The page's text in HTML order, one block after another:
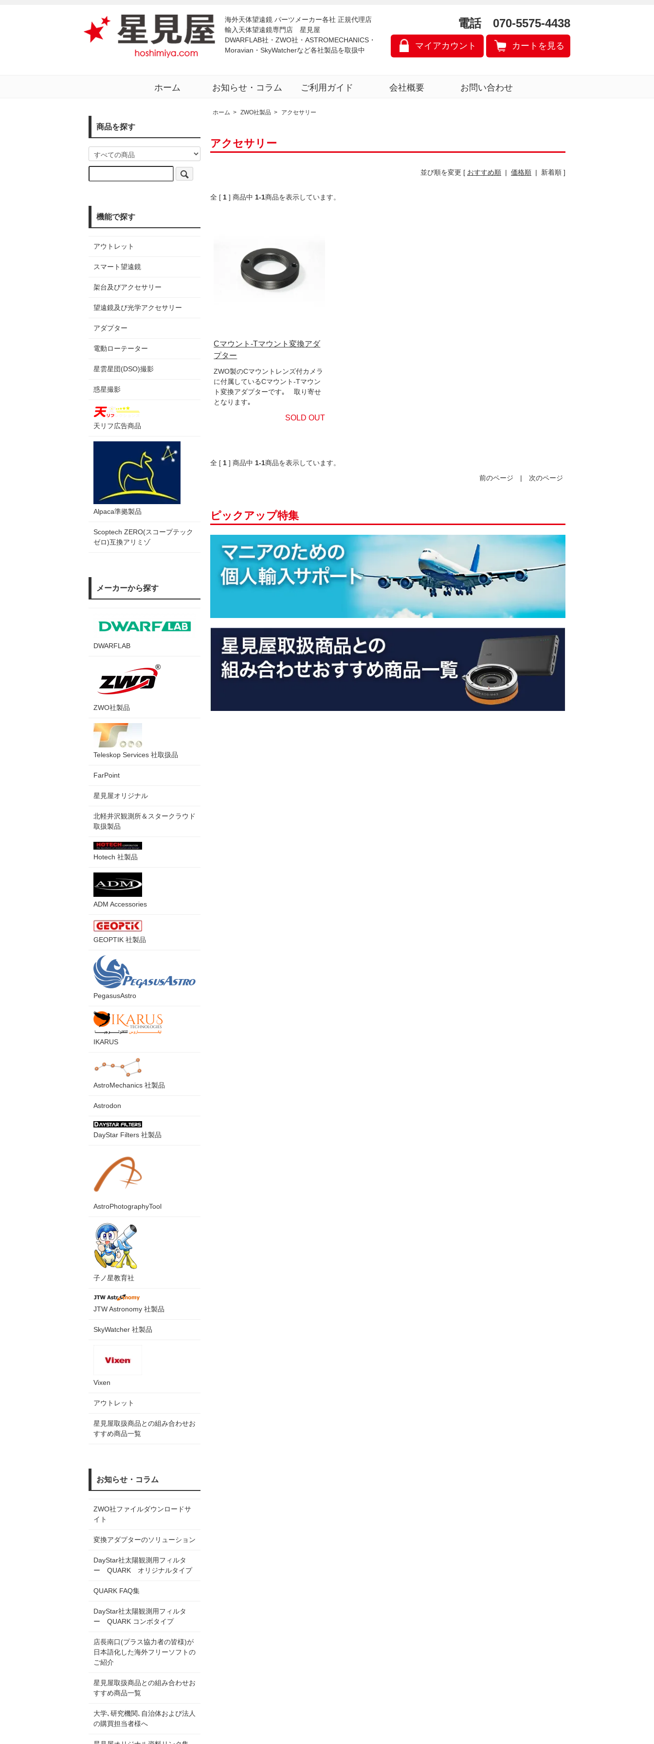
海外天体望遠鏡 パーツメーカー各社 正規代理店
輸入天体望遠鏡専門店 星見屋
DWARFLAB社・ZWO社・ASTROMECHANICS・
Moravian・SkyWatcherなど各社製品を取扱中
電話 070-5575-4438
カートを見る
マイアカウント
ホーム お知らせ・コラム ご利用ガイド 会社概要 お問い合わせ
商品を探す
機能で探す
アウトレット
スマート望遠鏡
架台及びアクセサリー
望遠鏡及び光学アクセサリー
アダプター
電動ローテーター
星雲星団(DSO)撮影
惑星撮影
天リフ広告商品
Alpaca準拠製品
Scoptech ZERO(スコープテック
ゼロ)互換アリミゾ
メーカーから探す
DWARFLAB
ZWO社製品
Teleskop Services 社取扱品
FarPoint
星見屋オリジナル
北軽井沢観測所＆スタークラウド
取扱製品
Hotech 社製品
ADM Accessories
GEOPTIK 社製品
PegasusAstro
IKARUS
AstroMechanics 社製品
Astrodon
DayStar Filters 社製品
AstroPhotographyTool
子ノ星教育社
JTW Astronomy 社製品
SkyWatcher 社製品
Vixen
アウトレット
星見屋取扱商品との組み合わせお
すすめ商品一覧
お知らせ・コラム
ZWO社ファイルダウンロードサ
イト
変換アダプターのソリューション
DayStar社太陽観測用フィルタ
ー QUARK オリジナルタイプ
QUARK FAQ集
DayStar社太陽観測用フィルタ
ー QUARK コンボタイプ
店長南口(プラス協力者の皆様)が
日本語化した海外フリーソフトの
ご紹介
星見屋取扱商品との組み合わせお
すすめ商品一覧
大学､研究機関､自治体および法人
の購買担当者様へ
ホーム > ZWO社製品 > アクセサリー
アクセサリー
並び順を変更 [ おすすめ順 | 価格順 | 新着順 ]
全 [ 1 ] 商品中 1-1商品を表示しています。
Cマウント-Tマウント変換アダ
プター
ZWO製のCマウントレンズ付カメラ
に付属しているCマウント-Tマウン
ト変換アダプターです｡ 取り寄せ
となります｡
SOLD OUT
全 [ 1 ] 商品中 1-1商品を表示しています。
前のページ
| 次のページ
ピックアップ特集